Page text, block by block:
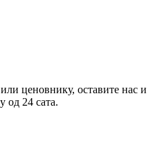
ценовнику, оставите нас и
од 24 сата.